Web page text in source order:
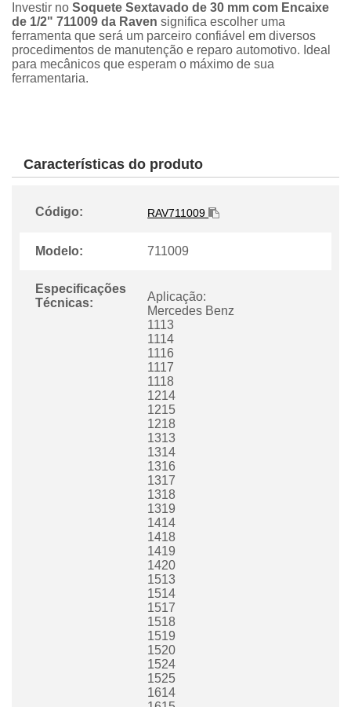
Investir no Soquete Sextavado de 30 mm com Encaixe
de 1/2" 711009 da Raven significa escolher uma
ferramenta que será um parceiro confiável em diversos
procedimentos de manutenção e reparo automotivo. Ideal
para mecânicos que esperam o máximo de sua
ferramentaria.
Características do produto
Código: RAV711009
Modelo: 711009
Especificações
Técnicas:
Aplicação:
Mercedes Benz
1113
1114
1116
1117
1118
1214
1215
1218
1313
1314
1316
1317
1318
1319
1414
1418
1419
1420
1513
1514
1517
1518
1519
1520
1524
1525
1614